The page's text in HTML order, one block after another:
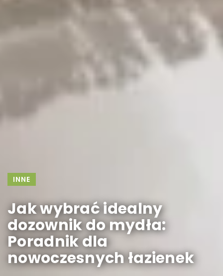
INNE
Jak wybrać idealny
dozownik do mydła:
Poradnik dla
nowoczesnych łazienek